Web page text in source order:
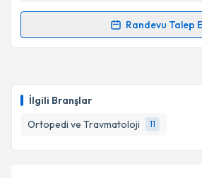
İlgili Branşlar
Ortopedi ve Travmatoloji
11
kapsamda işlenmesini kabul
Randevu Talep
Randevu Takvimi Talebi
takvim hazırlandığında e-posta ile